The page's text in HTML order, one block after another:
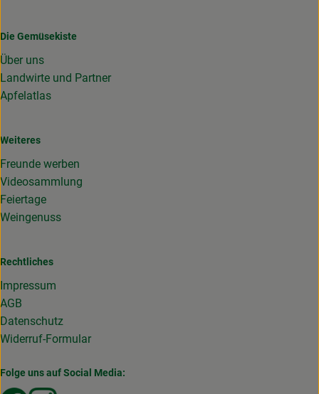
Die Gemüsekiste
Über uns
Landwirte und Partner
Apfelatlas
Weiteres
Freunde werben
Videosammlung
Feiertage
Weingenuss
Rechtliches
Impressum
AGB
Datenschutz
Widerruf-Formular
Folge uns auf Social Media: